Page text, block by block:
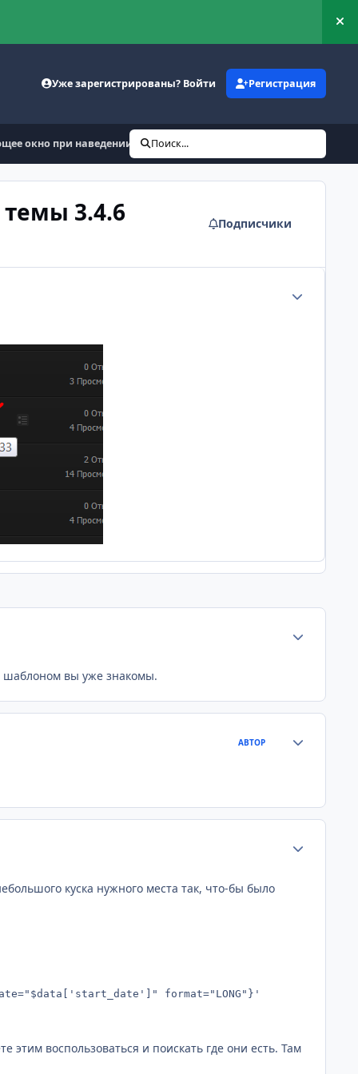
Уже зарегистрированы? Войти Регистрация
окно при наведении на название темы 3.4.6
Поиск...
3.4.6 Подписчики
шаблоном вы уже знакомы.
АВТОР
куска нужного места так, что-бы было
format="LONG"}'
воспользоваться и поискать где они есть. Там